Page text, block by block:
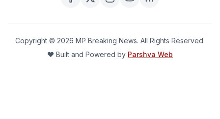
Copyright © 2026 MP Breaking News. All Rights Reserved.
❤️ Built and Powered by Parshva Web